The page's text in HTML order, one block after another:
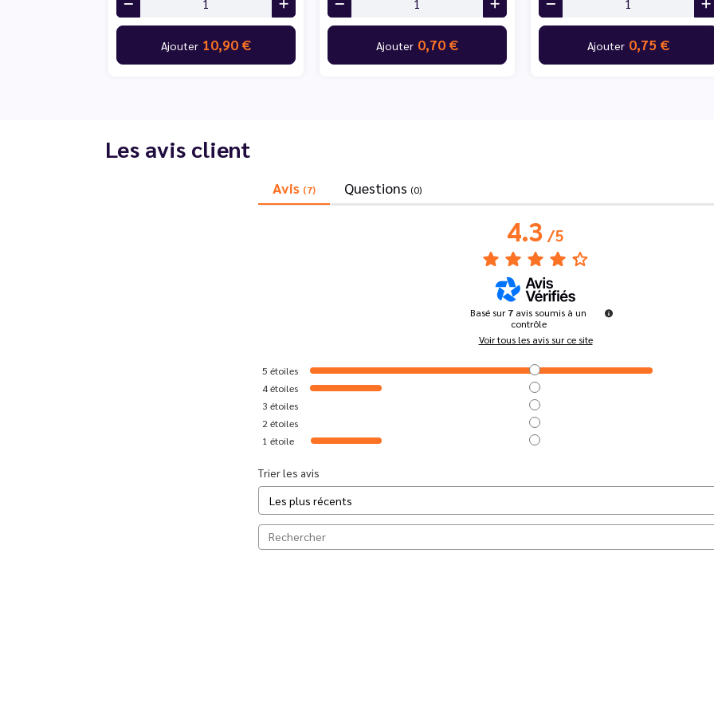
Ajouter 10,90 € Ajouter 0,70 € Ajouter 0,75 €
Les avis client
Avis (7) Questions (0)
4.3/5
Basé sur7 avis soumis à un
contrôle
Voir tous les avis sur ce site
5 étoiles
4étoiles
3 étoiles
2 étoiles
1 étoile
Trier les avis